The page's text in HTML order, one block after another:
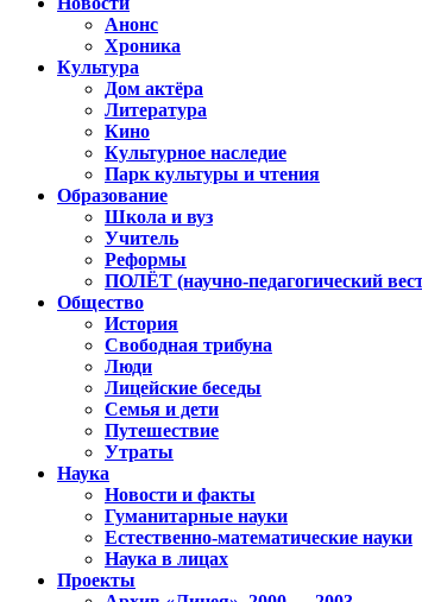
Анонс
Хроника
Культура
Дом актёра
Литература
Кино
Культурное наследие
Парк культуры и чтения
Образование
Школа и вуз
Учитель
Реформы
ПОЛЁТ (научно-педагогический
Общество
История
Свободная трибуна
Люди
Лицейские беседы
Семья и дети
Путешествие
Утраты
Наука
Новости и факты
Гуманитарные науки
Естественно-математические науки
Наука в лицах
Проекты